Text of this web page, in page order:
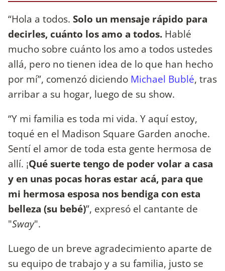
“Hola a todos. Solo un mensaje rápido para
decirles, cuánto los amo a todos. Hablé
mucho sobre cuánto los amo a todos ustedes
allá, pero no tienen idea de lo que han hecho
por mí”, comenzó diciendo Michael Bublé, tras
arribar a su hogar, luego de su show.
“Y mi familia es toda mi vida. Y aquí estoy,
toqué en el Madison Square Garden anoche.
Sentí el amor de toda esta gente hermosa de
allí. ¡Qué suerte tengo de poder volar a casa
y en unas pocas horas estar acá, para que
mi hermosa esposa nos bendiga con esta
belleza (su bebé)”, expresó el cantante de
"Sway".
Luego de un breve agradecimiento aparte de
su equipo de trabajo y a su familia, justo se